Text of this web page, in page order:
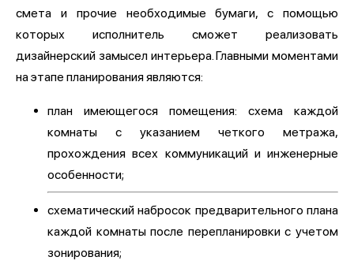
смета и прочие необходимые бумаги, с помощью
которых исполнитель сможет реализовать
дизайнерский замысел интерьера. Главными моментами
на этапе планирования являются:
план имеющегося помещения: схема каждой
комнаты с указанием четкого метража,
прохождения всех коммуникаций и инженерные
особенности;
схематический набросок предварительного плана
каждой комнаты после перепланировки с учетом
зонирования;